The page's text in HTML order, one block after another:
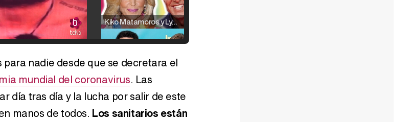
Kiko Matamoros y Lydia Lozano: "Nuestro público es de todas las edades y RTVE tiene un público muy pegado a las novelas, al que tenemos que captar"
nadie desde que se decretara el
mundial del coronavirus. Las
día tras día y la lucha por salir de este
manos de todos. Los sanitarios están